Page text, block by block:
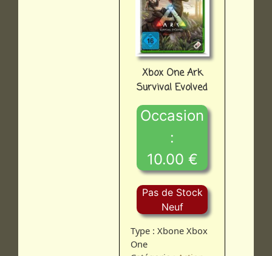
Xbox One Ark
Survival Evolved
Occasion
:
10.00 €
Pas de Stock
Neuf
Type : Xbone Xbox
One